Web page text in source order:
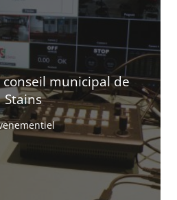
municipal de
Stains